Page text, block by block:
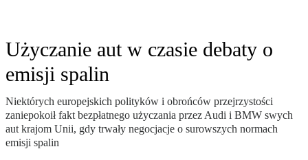
Użyczanie aut w czasie debaty o
emisji spalin
Niektórych europejskich polityków i obrońców przejrzystości
zaniepokoił fakt bezpłatnego użyczania przez Audi i BMW swych
aut krajom Unii, gdy trwały negocjacje o surowszych normach
emisji spalin